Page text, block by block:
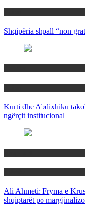
Shqipëria shpall “non
Kurti dhe Abdixhiku
ngërçit institucional
Ali Ahmeti: Fryma e
shqiptarët po